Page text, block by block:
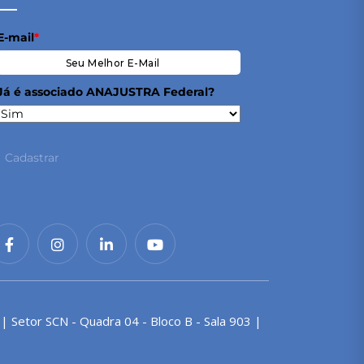
mail*
é associado ANAJUSTRA Federal?
Cadastrar
Setor SCN - Quadra 04 - Bloco B - Sala 903 |